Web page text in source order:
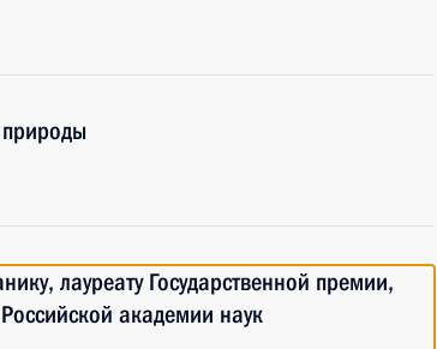
лауреату Государственной премии,
академии наук